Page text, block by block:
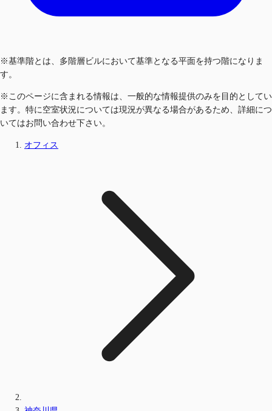
※基準階とは、多階層ビルにおいて基準となる平面を持つ階になりま
す。
※このページに含まれる情報は、一般的な情報提供のみを目的としてい
ます。特に空室状況については現況が異なる場合があるため、詳細につ
いてはお問い合わせ下さい。
オフィス